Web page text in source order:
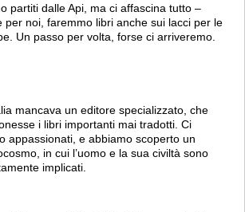
partiti dalle Api, ma ci affascina tutto –
per noi, faremmo libri anche sui lacci per le
Un passo per volta, forse ci arriveremo.
mancava un editore specializzato, che
i libri importanti mai tradotti. Ci
appassionati, e abbiamo scoperto un
in cui l’uomo e la sua civiltà sono
implicati.